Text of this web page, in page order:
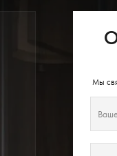
Мы